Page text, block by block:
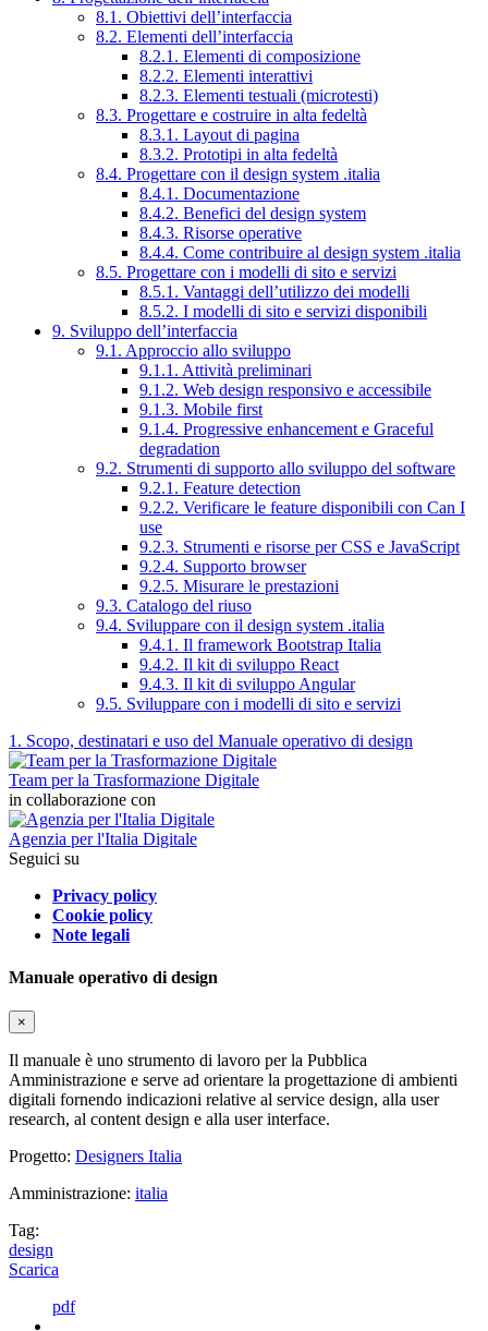
8.1. Obiettivi dell’interfaccia
8.2. Elementi dell’interfaccia
8.2.1. Elementi di composizione
8.2.2. Elementi interattivi
8.2.3. Elementi testuali (microtesti)
8.3. Progettare e costruire in alta fedeltà
8.3.1. Layout di pagina
8.3.2. Prototipi in alta fedeltà
8.4. Progettare con il design system .italia
8.4.1. Documentazione
8.4.2. Benefici del design system
8.4.3. Risorse operative
8.4.4. Come contribuire al design system .italia
8.5. Progettare con i modelli di sito e servizi
8.5.1. Vantaggi dell’utilizzo dei modelli
8.5.2. I modelli di sito e servizi disponibili
9. Sviluppo dell’interfaccia
9.1. Approccio allo sviluppo
9.1.1. Attività preliminari
9.1.2. Web design responsivo e accessibile
9.1.3. Mobile first
9.1.4. Progressive enhancement e Graceful
degradation
9.2. Strumenti di supporto allo sviluppo del software
9.2.1. Feature detection
9.2.2. Verificare le feature disponibili con Can I
use
9.2.3. Strumenti e risorse per CSS e JavaScript
9.2.4. Supporto browser
9.2.5. Misurare le prestazioni
9.3. Catalogo del riuso
9.4. Sviluppare con il design system .italia
9.4.1. Il framework Bootstrap Italia
9.4.2. Il kit di sviluppo React
9.4.3. Il kit di sviluppo Angular
9.5. Sviluppare con i modelli di sito e servizi
1. Scopo, destinatari e uso del Manuale operativo di design
Team per la Trasformazione Digitale
in collaborazione con
Agenzia per l'Italia Digitale
Seguici su
Privacy policy
Cookie policy
Note legali
Manuale operativo di design
×
Il manuale è uno strumento di lavoro per la Pubblica
Amministrazione e serve ad orientare la progettazione di ambienti
digitali fornendo indicazioni relative al service design, alla user
research, al content design e alla user interface.
Progetto: Designers Italia
Amministrazione: italia
Tag:
design
Scarica
pdf